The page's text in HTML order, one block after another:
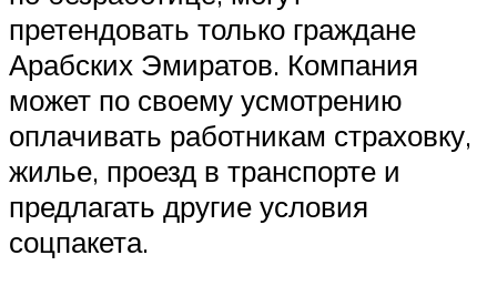
претендовать только граждане
Арабских Эмиратов. Компания
может по своему усмотрению
оплачивать работникам страховку,
жилье, проезд в транспорте и
предлагать другие условия
соцпакета.